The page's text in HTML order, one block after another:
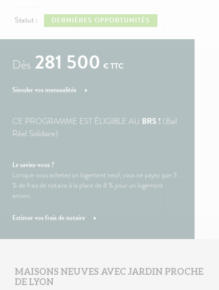
Statut : DERNIÈRES OPPORTUNITÉS
Dès 281 500 € TTC
Simuler vos mensualités
CE PROGRAMME EST ÉLIGIBLE AU BRS ! (Bail
Réel Solidaire)
Le saviez-vous ?
Lorsque vous achetez un logement neuf, vous ne payez que 3
% de frais de notaire à la place de 8 % pour un logement
ancien.
Estimer vos frais de notaire
MAISONS NEUVES AVEC JARDIN PROCHE
DE LYON